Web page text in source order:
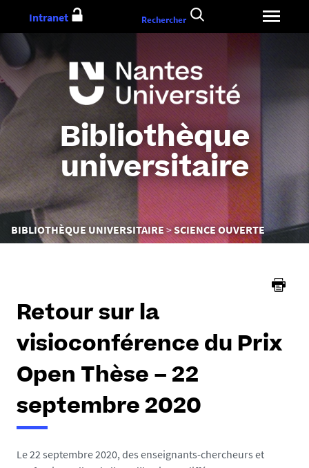
au
Bibliothèque
universitaire
Vous
êtes
BIBLIOTHÈQUE UNIVERSITAIRE SCIENCE OUVERTE
Intranet Rechercher
Retour sur la
visioconférence du Prix
Open Thèse – 22
septembre 2020
Le 22 septembre 2020, des enseignants-chercheurs et